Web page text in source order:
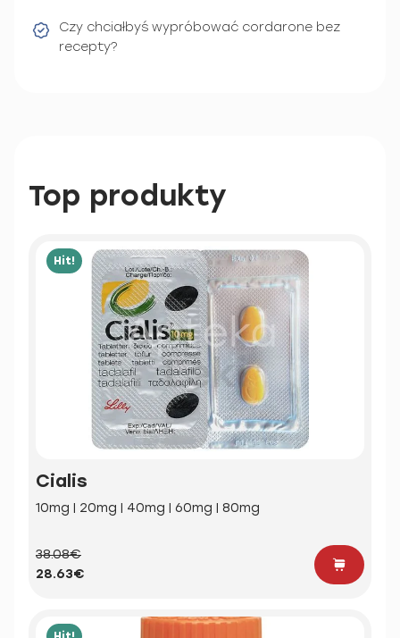
Czy chciałbyś wypróbować cordarone bez
recepty?
Top produkty
Hit!
Cialis
10mg | 20mg | 40mg | 60mg | 80mg
38.08€
28.63€